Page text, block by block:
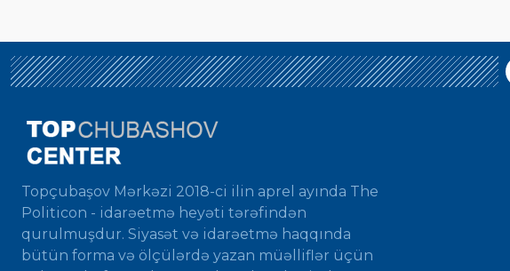
Topçubaşov Mərkəzi 2018-ci ilin aprel ayında The
Politicon - idarəetmə heyəti tərəfindən
qurulmuşdur. Siyasət və idarəetmə haqqında
bütün forma və ölçülərdə yazan müəlliflər üçün